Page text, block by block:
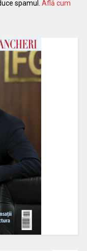
spamul. Află cum